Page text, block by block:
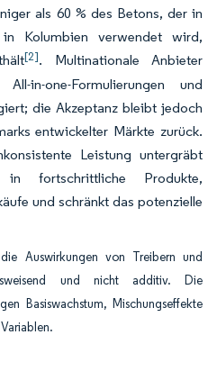
als 60 % des Betons, der in
in Kolumbien verwendet wird,
[2]. Multinationale Anbieter
in-one-Formulierungen und
die Akzeptanz bleibt jedoch
entwickelter Märkte zurück.
Leistung untergräbt
fortschrittliche Produkte,
und schränkt das potenzielle
Auswirkungen von Treibern und
und nicht additiv. Die
Basiswachstum, Mischungseffekte